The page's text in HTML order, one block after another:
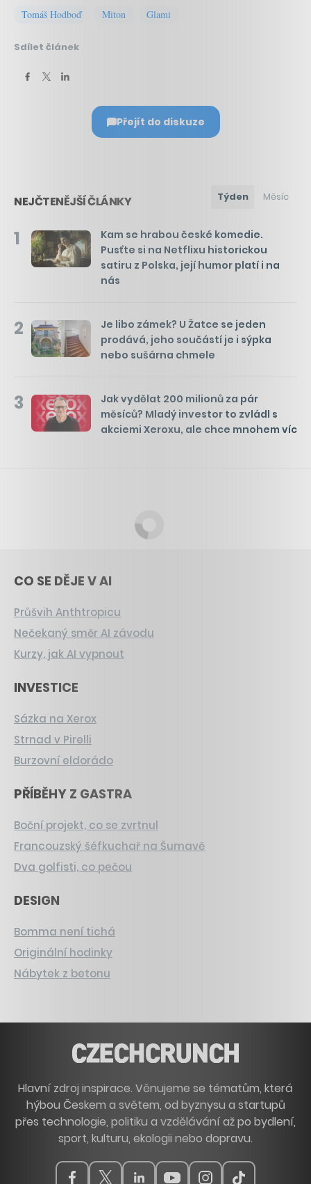
Tomáš Hodboď Miton Glami
Sdílet článek
Přejít do diskuze
NEJČTENĚJŠÍ ČLÁNKY Týden Měsíc
1
Kam se hrabou české komedie.
Pusťte si na Netflixu historickou
satiru z Polska, její humor platí i na
nás
2
Je libo zámek? U Žatce se jeden
prodává, jeho součástí je i sýpka
nebo sušárna chmele
3
Jak vydělat 200 milionů za pár
měsíců? Mladý investor to zvládl s
akciemi Xeroxu, ale chce mnohem víc
CO SE DĚJE V AI
Průšvih Anthtropicu
Nečekaný směr AI závodu
Kurzy, jak AI vypnout
INVESTICE
Sázka na Xerox
Strnad v Pirelli
Burzovní eldorádo
PŘÍBĚHY Z GASTRA
Boční projekt, co se zvrtnul
Francouzský šéfkuchař na Šumavě
Dva golfisti, co pečou
DESIGN
Bomma není tichá
Originální hodinky
Nábytek z betonu
Hlavní zdroj inspirace. Věnujeme se tématům, která
hýbou Českem a světem, od byznysu a startupů
přes technologie, politiku a vzdělávání až po bydlení,
sport, kulturu, ekologii nebo dopravu.